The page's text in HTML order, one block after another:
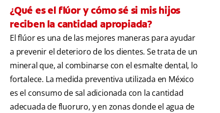
¿Qué es el flúor y cómo sé si mis hijos
reciben la cantidad apropiada?
El flúor es una de las mejores maneras para ayudar
a prevenir el deterioro de los dientes. Se trata de un
mineral que, al combinarse con el esmalte dental, lo
fortalece. La medida preventiva utilizada en México
es el consumo de sal adicionada con la cantidad
adecuada de fluoruro, y en zonas donde el agua de